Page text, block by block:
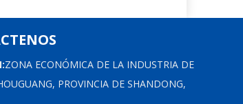
ZONA ECONÓMICA DE LA INDUSTRIA DE
PROVINCIA DE SHANDONG,